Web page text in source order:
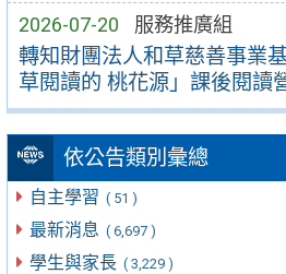
2026-07-20 服務推廣組
轉知財團法人和草慈善事業
草閱讀的 桃花源」課後閱讀
依公告類別彙總
自主學習 ( 51 )
最新消息 ( 6,697 )
學生與家長 ( 3,229 )